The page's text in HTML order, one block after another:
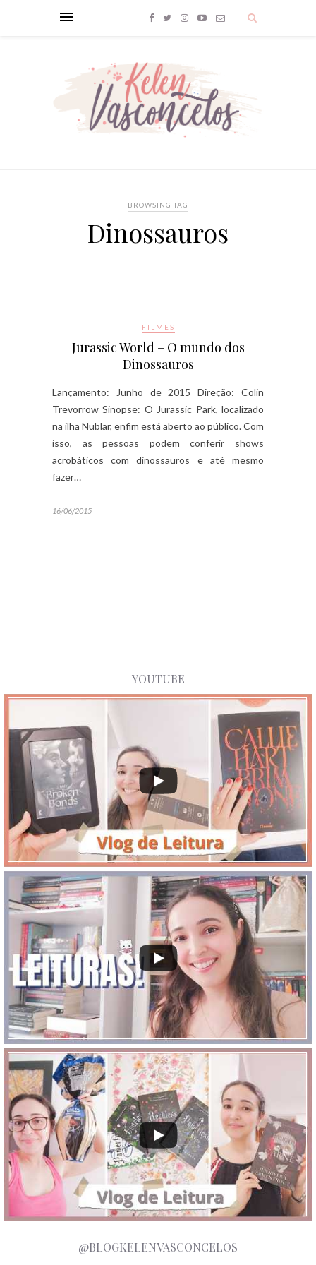
BROWSING TAG
Dinossauros
FILMES
Jurassic World – O mundo dos
Dinossauros
Lançamento: Junho de 2015 Direção: Colin
Trevorrow Sinopse: O Jurassic Park, localizado
na ilha Nublar, enfim está aberto ao público. Com
isso, as pessoas podem conferir shows
acrobáticos com dinossauros e até mesmo
fazer…
16/06/2015
YOUTUBE
@BLOGKELENVASCONCELOS